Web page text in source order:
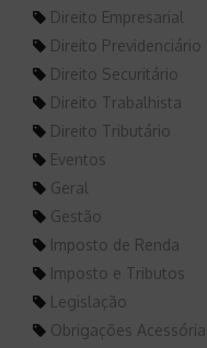
Direito Empresarial
Direito Previdenciário
Direito Securitário
Direito Trabalhista
Direito Tributário
Eventos
Geral
Gestão
Imposto de Renda
Imposto e Tributos
Legislação
Obrigações